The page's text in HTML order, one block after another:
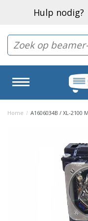
Hulp nodig?
Home / A1606034B / XL-